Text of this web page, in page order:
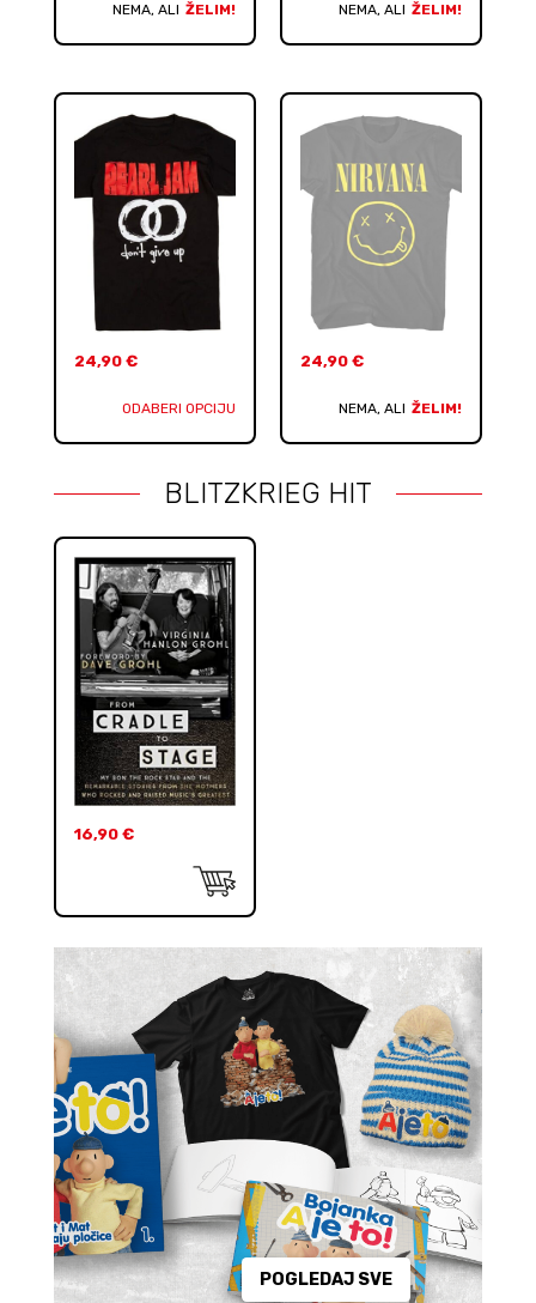
NEMA, ALI ŽELIM! NEMA, ALI ŽELIM!
24,90 €
ODABERI OPCIJU
24,90 €
NEMA, ALI ŽELIM!
BLITZKRIEG HIT
16,90 €
POGLEDAJ SVE